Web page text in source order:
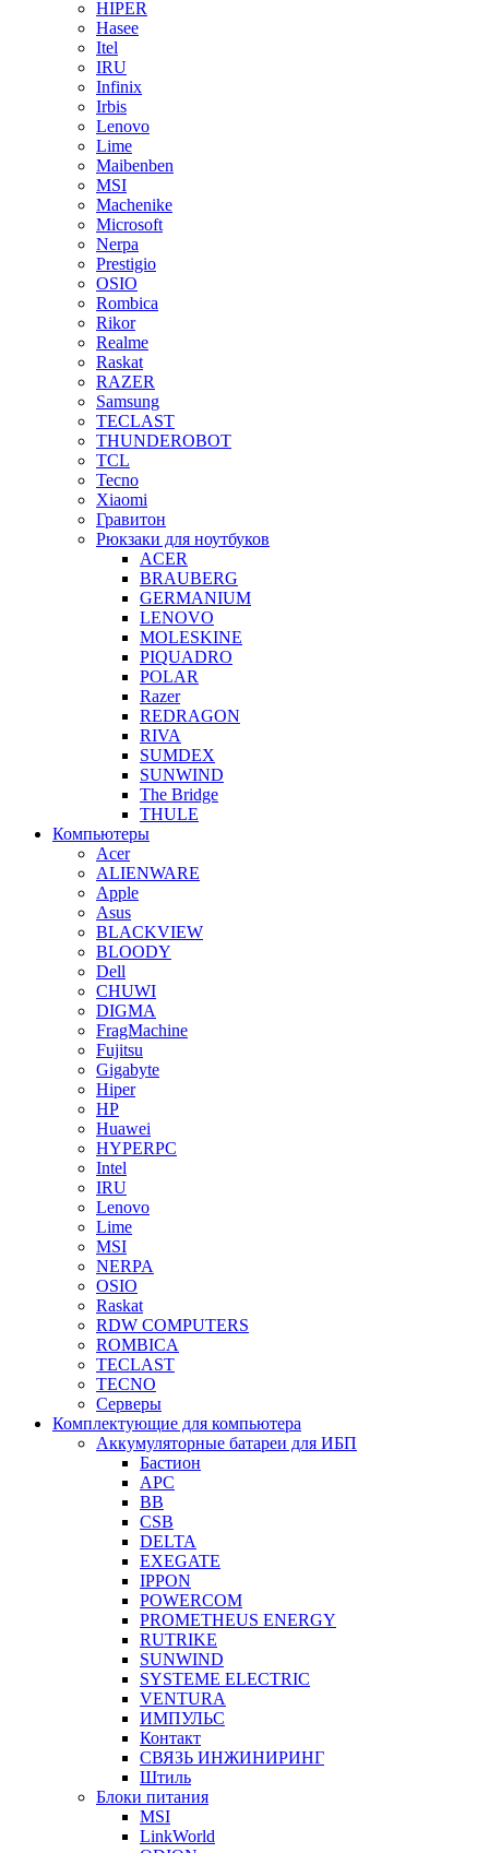
HIPER
Hasee
Itel
IRU
Infinix
Irbis
Lenovo
Lime
Maibenben
MSI
Machenike
Microsoft
Nerpa
Prestigio
OSIO
Rombica
Rikor
Realme
Raskat
RAZER
Samsung
TECLAST
THUNDEROBOT
TCL
Tecno
Xiaomi
Гравитон
Рюкзаки для ноутбуков
ACER
BRAUBERG
GERMANIUM
LENOVO
MOLESKINE
PIQUADRO
POLAR
Razer
REDRAGON
RIVA
SUMDEX
SUNWIND
The Bridge
THULE
Компьютеры
Acer
ALIENWARE
Apple
Asus
BLACKVIEW
BLOODY
Dell
CHUWI
DIGMA
FragMachine
Fujitsu
Gigabyte
Hiper
HP
Huawei
HYPERPC
Intel
IRU
Lenovo
Lime
MSI
NERPA
OSIO
Raskat
RDW COMPUTERS
ROMBICA
TECLAST
TECNO
Серверы
Комплектующие для компьютера
Аккумуляторные батареи для ИБП
Бастион
APC
BB
CSB
DELTA
EXEGATE
IPPON
POWERCOM
PROMETHEUS ENERGY
RUTRIKE
SUNWIND
SYSTEME ELECTRIC
VENTURA
ИМПУЛЬС
Контакт
СВЯЗЬ ИНЖИНИРИНГ
Штиль
Блоки питания
MSI
LinkWorld